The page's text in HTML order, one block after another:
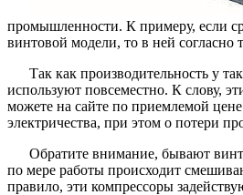
промышленности. К примеру, если
винтовой модели, то в ней согласно
Так как производительность у
используют повсеместно. К слову,
можете на сайте по приемлемой
электричества, при этом о потери
Обратите внимание, бывают
по мере работы происходит
правило, эти компрессоры